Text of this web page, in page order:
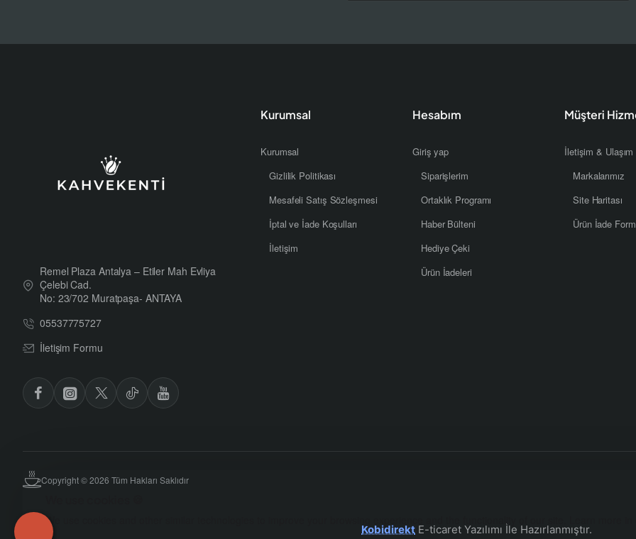
We use cookies and other similar technologies to improve your browsing experience and the functionality of our site. Learn more in
Remel Plaza Antalya – Etiler Mah Evliya
Çelebi Cad.
No: 23/702 Muratpaşa- ANTAYA
05537775727
İletişim Formu
Kurumsal
Kurumsal
Gizlilik Politikası
Mesafeli Satış Sözleşmesi
İptal ve İade Koşulları
İletişim
Hesabım
Giriş yap
Siparişlerim
Ortaklık Programı
Haber Bülteni
Hediye Çeki
Ürün İadeleri
Müşteri
İletişim & Ulaşım
Markalarımız
Site Haritası
Ürün İade
Copyright © 2026 Tüm Hakları Saklıdır
Kobidirekt E-ticaret Yazılımı İle Hazırlanmıştır.